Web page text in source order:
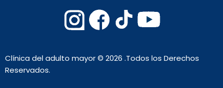
Clínica del adulto mayor © 2026 .Todos los Derechos
Reservados.